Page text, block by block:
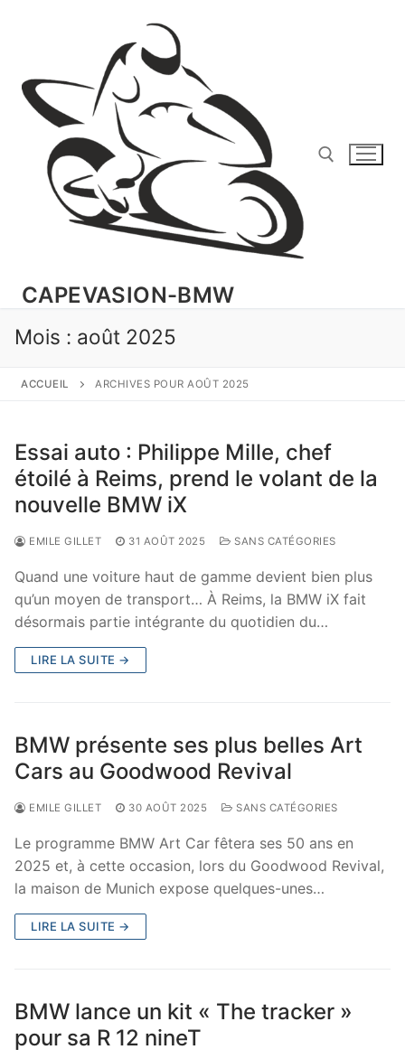
CAPEVASION-BMW
Mois : août 2025
ACCUEIL ARCHIVES POUR AOÛT 2025
Essai auto : Philippe Mille, chef
étoilé à Reims, prend le volant de la
nouvelle BMW iX
EMILE GILLET 31 AOÛT 2025 SANS CATÉGORIES
Quand une voiture haut de gamme devient bien plus
qu’un moyen de transport… À Reims, la BMW iX fait
désormais partie intégrante du quotidien du…
LIRE LA SUITE →
BMW présente ses plus belles Art
Cars au Goodwood Revival
EMILE GILLET 30 AOÛT 2025 SANS CATÉGORIES
Le programme BMW Art Car fêtera ses 50 ans en
2025 et, à cette occasion, lors du Goodwood Revival,
la maison de Munich expose quelques-unes…
LIRE LA SUITE →
BMW lance un kit « The tracker »
pour sa R 12 nineT